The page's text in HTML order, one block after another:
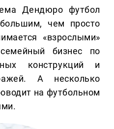
Дендюро футбол
чем просто
«взрослыми»
бизнес по
конструкций и
А несколько
на футбольном